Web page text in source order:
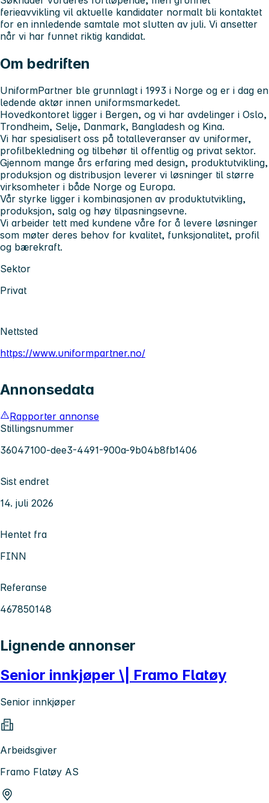
ferieavvikling vil aktuelle kandidater normalt bli kontaktet
for en innledende samtale mot slutten av juli. Vi ansetter
når vi har funnet riktig kandidat.
Om bedriften
UniformPartner ble grunnlagt i 1993 i Norge og er i dag en
ledende aktør innen uniformsmarkedet.
Hovedkontoret ligger i Bergen, og vi har avdelinger i Oslo,
Trondheim, Selje, Danmark, Bangladesh og Kina.
Vi har spesialisert oss på totalleveranser av uniformer,
profilbekledning og tilbehør til offentlig og privat sektor.
Gjennom mange års erfaring med design, produktutvikling,
produksjon og distribusjon leverer vi løsninger til større
virksomheter i både Norge og Europa.
Vår styrke ligger i kombinasjonen av produktutvikling,
produksjon, salg og høy tilpasningsevne.
Vi arbeider tett med kundene våre for å levere løsninger
som møter deres behov for kvalitet, funksjonalitet, profil
og bærekraft.
Sektor
Privat
Nettsted
https://www.uniformpartner.no/
Annonsedata
Rapporter annonse
Stillingsnummer
36047100-dee3-4491-900a-9b04b8fb1406
Sist endret
14. juli 2026
Hentet fra
FINN
Referanse
467850148
Lignende annonser
Senior innkjøper \| Framo Flatøy
Senior innkjøper
Arbeidsgiver
Framo Flatøy AS